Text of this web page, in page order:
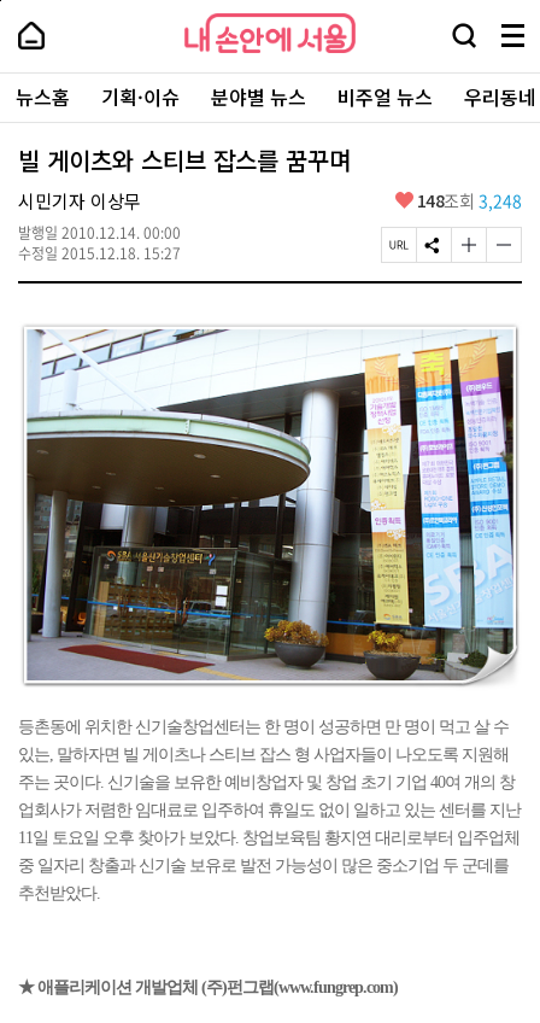
본
로
가
내
손
안
에
서
울
-
서
울
시
대
표
소
포
털
내
손
에
울
검
창
열
기
메
뉴
전
체
보
주
요
서
뉴스홈 기획·이슈 분야별 뉴스 비주얼 뉴스 우리동
빌 게이츠와 스티브 잡스를 꿈꾸며
시민기자 이상무
발행일 2010.12.14. 00:00
수정일 2015.12.18. 15:27
좋
요
148조회 3,248
페
이
R
L
복
사
S
N
유
하
기
글
자
크
게
변
경
하
기
글
자
작
게
변
경
하
기
등촌동에 위치한 신기술창업센터는 한 명이 성공하면 만 명이 먹고 살 수
있는, 말하자면 빌 게이츠나 스티브 잡스 형 사업자들이 나오도록 지원해
주는 곳이다. 신기술을 보유한 예비창업자 및 창업 초기 기업 40여 개의 창
업회사가 저렴한 임대료로 입주하여 휴일도 없이 일하고 있는 센터를 지난
11일 토요일 오후 찾아가 보았다. 창업보육팀 황지연 대리로부터 입주업체
중 일자리 창출과 신기술 보유로 발전 가능성이 많은 중소기업 두 군데를
추천받았다.
★ 애플리케이션 개발업체 (주)펀그랩(www.fungrep.com)
페
상
단
로